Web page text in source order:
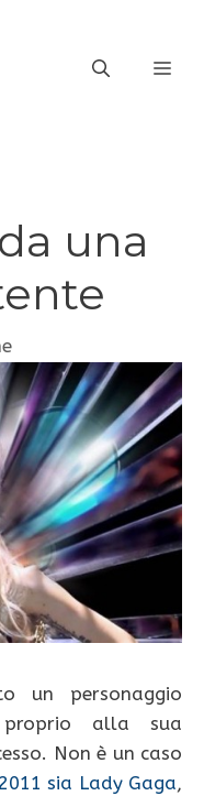
una
un personaggio
alla sua
Non è un caso
sia Lady Gaga,